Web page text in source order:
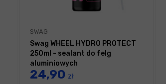
SWAG
Swag WHEEL HYDRO PROTECT
250ml - sealant do felg
aluminiowych
24,90 zł